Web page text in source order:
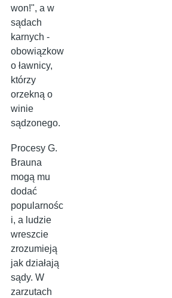
won!", a w
sądach
karnych -
obowiązkow
o ławnicy,
którzy
orzekną o
winie
sądzonego.
Procesy G.
Brauna
mogą mu
dodać
popularnośc
i, a ludzie
wreszcie
zrozumieją
jak działają
sądy. W
zarzutach